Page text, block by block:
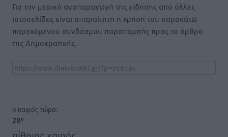
Για την μερική αναπαραγωγή της είδησης από άλλες
ιστοσελίδες είναι απαραίτητη η χρήση του παρακάτω
παρεχόμενου συνδέσμου παραπομπής προς το άρθρο
της Δημοκρατικής.
o καιρός τώρα:
28°